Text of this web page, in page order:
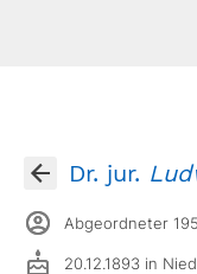
Dr. jur.
Abgeordneter
20.12.1893 in